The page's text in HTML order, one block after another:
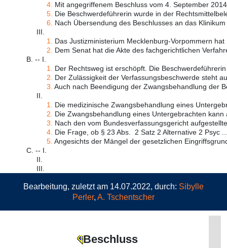
4. Mit angegriffenem Beschluss vom 4. September
5. Die Beschwerdeführerin wurde in der
6.
Nach Übersendung des Beschlusses an das
III.
1.
Das Justizministerium Mecklenburg-Vorpommern
2.
Dem Senat hat die Akte des fachgerichtlichen
B. -- I.
1.
Der Rechtsweg ist erschöpft. Die
2.
Der Zulässigkeit der Verfassungsbeschwerde steht
3. Auch nach Beendigung der Zwangsbehandlung der
II.
1.
Die medizinische Zwangsbehandlung eines
2.
Die Zwangsbehandlung eines Untergebrachten kann
3.
Nach den vom Bundesverfassungsgericht
4. Die Frage, ob § 23 Abs. 2 Satz 2 Alternative 2 Psyc
5. Angesichts der Mängel der gesetzlichen
C. -- I.
II.
III.
Bearbeitung, zuletzt am 14.07.2022, durch: Sibylle
Perler, A. Tschentscher
Beschluss